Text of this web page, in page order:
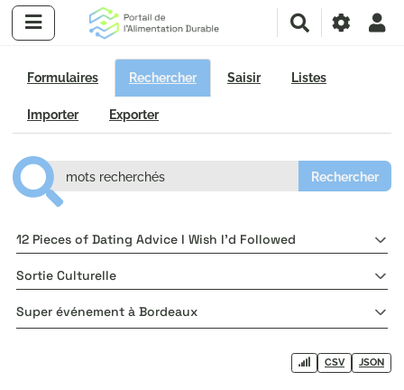
h
c
e
r
Formulaires Rechercher Saisir Listes
Importer Exporter
12 Pieces of Dating Advice I Wish I'd Followed
Sortie Culturelle
Super événement à Bordeaux
CSV JSON